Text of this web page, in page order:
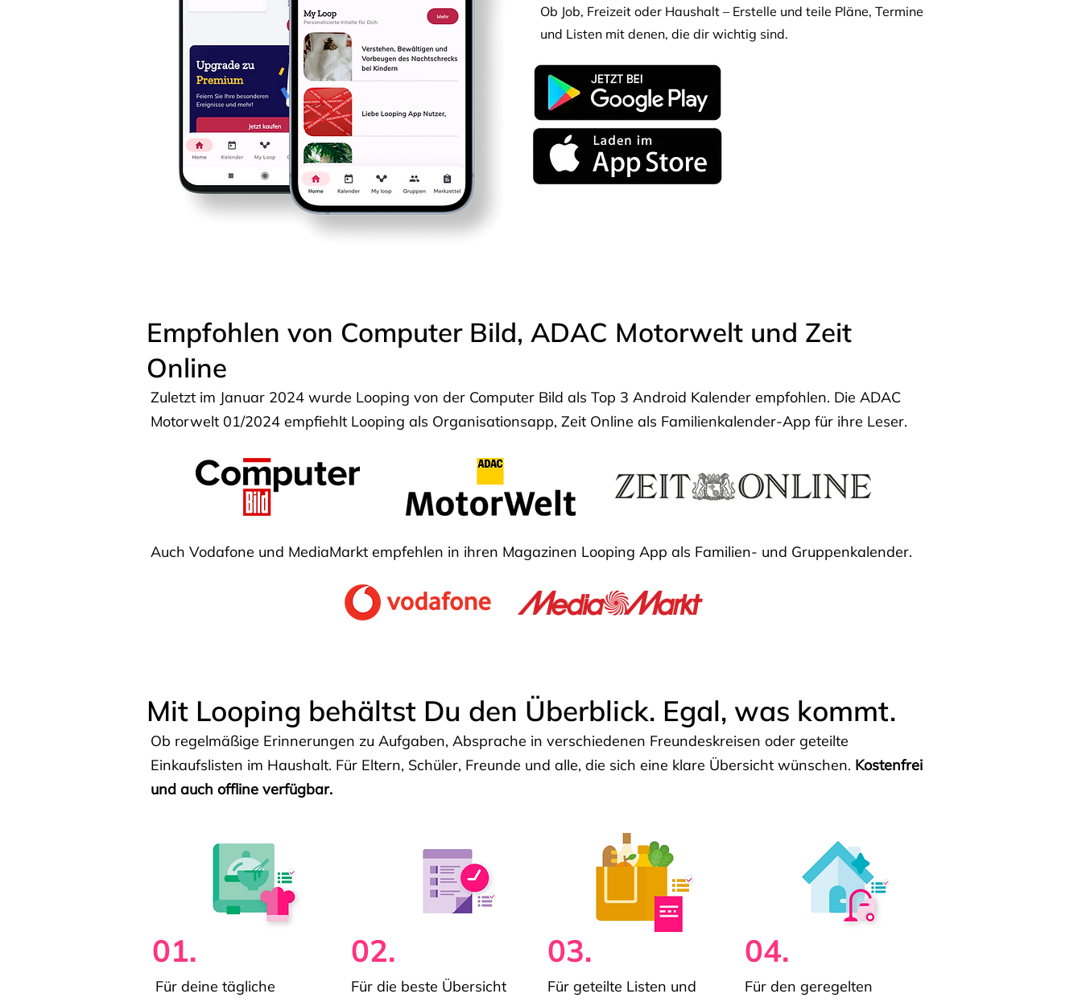
Ob Job, Freizeit oder Haushalt – Erstelle und teile Pläne, Termine
und Listen mit denen, die dir wichtig sind.
Empfohlen von Computer Bild, ADAC Motorwelt und Zeit
Online
Zuletzt im Januar 2024 wurde Looping von der Computer Bild als Top 3 Android Kalender empfohlen. Die ADAC
Motorwelt 01/2024 empfiehlt Looping als Organisationsapp, Zeit Online als Familienkalender-App für ihre Leser.
Auch Vodafone und MediaMarkt empfehlen in ihren Magazinen Looping App als Familien- und Gruppenkalender.
Mit Looping behältst Du den Überblick. Egal, was kommt.
Ob regelmäßige Erinnerungen zu Aufgaben, Absprache in verschiedenen Freundeskreisen oder geteilte
Einkaufslisten im Haushalt. Für Eltern, Schüler, Freunde und alle, die sich eine klare Übersicht wünschen. Kostenfrei
und auch offline verfügbar.
01.
Für deine tägliche
02.
Für die beste Übersicht
03.
Für geteilte Listen und
04.
Für den geregelten